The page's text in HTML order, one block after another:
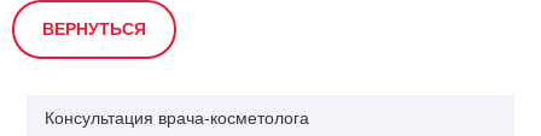
ВЕРНУТЬСЯ
Консультация врача-косметолога